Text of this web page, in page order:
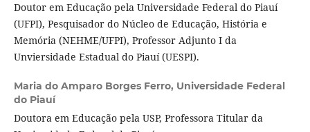
Doutor em Educação pela Universidade Federal do Piauí
(UFPI), Pesquisador do Núcleo de Educação, História e
Memória (NEHME/UFPI), Professor Adjunto I da
Unviersidade Estadual do Piauí (UESPI).
Maria do Amparo Borges Ferro, Universidade Federal
do Piauí
Doutora em Educação pela USP, Professora Titular da